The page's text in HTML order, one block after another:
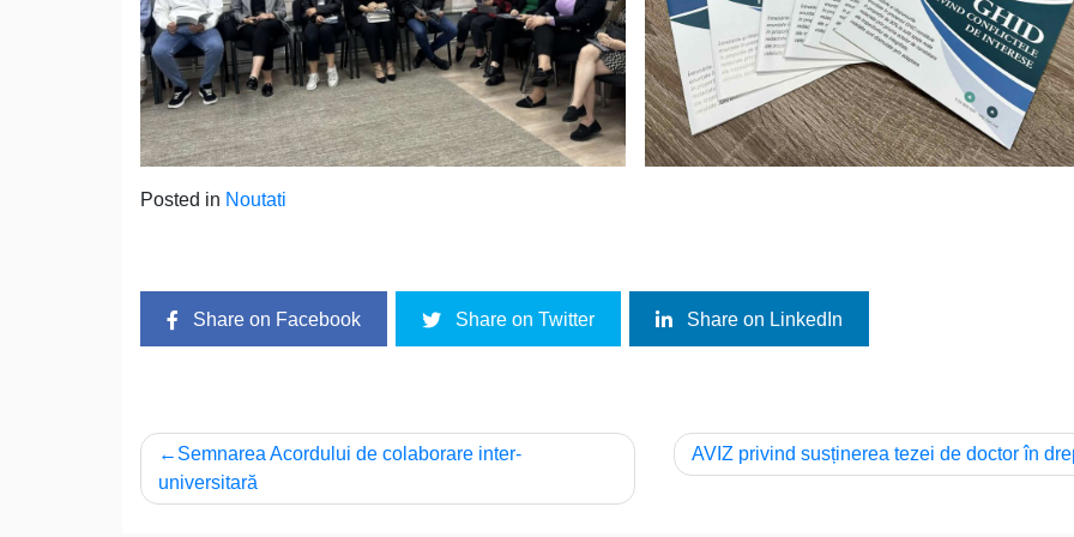
Posted in Noutati
Share on Facebook Share on Twitter Share on LinkedIn
Navigare
în
Semnarea Acordului de colaborare inter-
universitară
AVIZ privind susținerea tezei de doctor în